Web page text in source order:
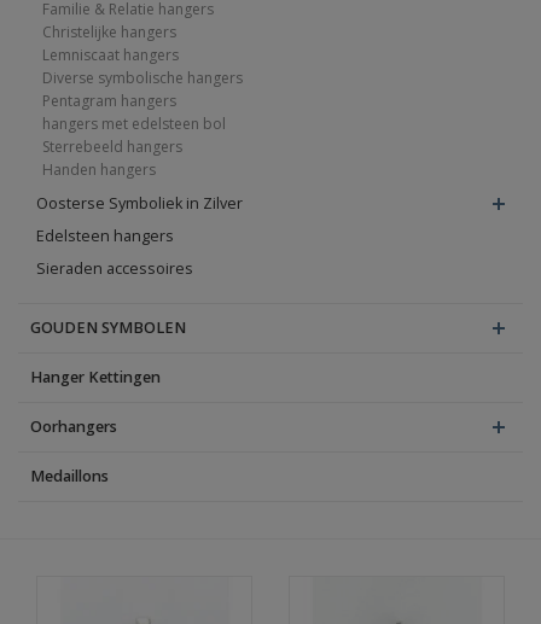
Familie & Relatie hangers
Christelijke hangers
Lemniscaat hangers
Diverse symbolische hangers
Pentagram hangers
hangers met edelsteen bol
Sterrebeeld hangers
Handen hangers
Oosterse Symboliek in Zilver
Edelsteen hangers
Sieraden accessoires
GOUDEN SYMBOLEN
Hanger Kettingen
Oorhangers
Medaillons